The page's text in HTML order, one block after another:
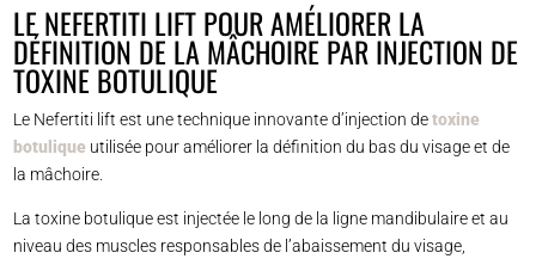
LE NEFERTITI LIFT POUR AMÉLIORER LA
DÉFINITION DE LA MÂCHOIRE PAR INJECTION DE
TOXINE BOTULIQUE
Le Nefertiti lift est une technique innovante d’injection detoxine
botulique utilisée pour améliorer la définition du bas du visage et de
la mâchoire.
La toxine botulique est injectée le long de la ligne mandibulaire et au
niveau des muscles responsables de l’abaissement du visage,